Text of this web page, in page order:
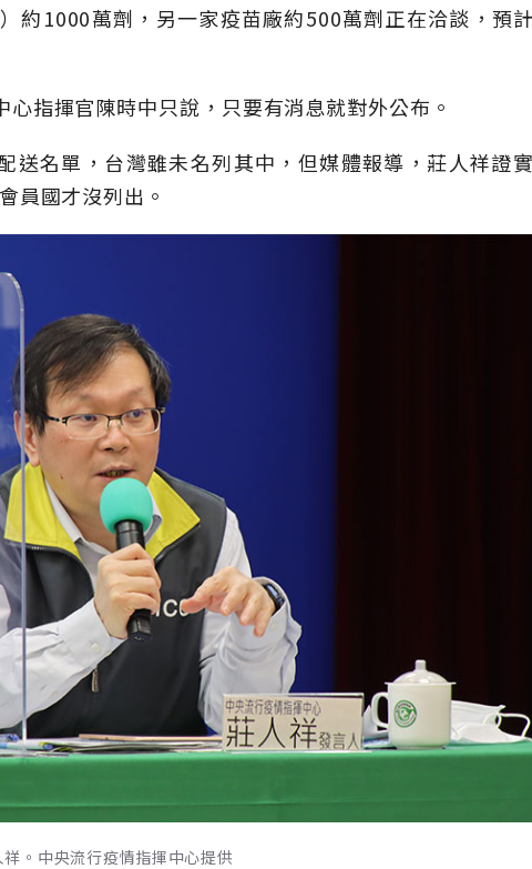
約1000萬劑，另一家疫苗廠約500萬劑正在洽談，預
指揮官陳時中只說，只要有消息就對外公布。
送名單，台灣雖未名列其中，但媒體報導，莊人祥證
員國才沒列出。
。中央流行疫情指揮中心提供